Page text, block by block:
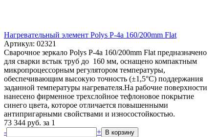
Нагревательный элемент Polys P-4a 160/200mm Flat
Артикул: 02321
Сварочное зеркало Polys P-4a 160/200mm Flat предназначено
для сварки встык труб до 160 мм, оснащено компактным
микропроцессорным регулятором температуры,
обеспечивающим высокую точность (±1,5°С) поддержания
заданной температуры нагревателя.На рабочие поверхности
нанесено фирменное трехслойное тефлоновое покрытие
синего цвета, которое отличается повышенными
антипригарными свойствами и износостойкостью.
73 344 руб. за 1
-
+ В корзину